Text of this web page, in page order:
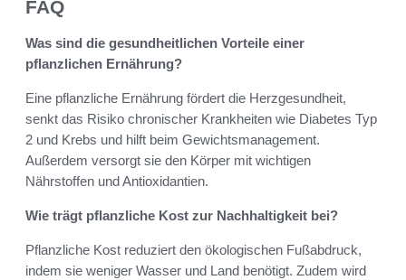
FAQ
Was sind die gesundheitlichen Vorteile einer
pflanzlichen Ernährung?
Eine pflanzliche Ernährung fördert die Herzgesundheit,
senkt das Risiko chronischer Krankheiten wie Diabetes Typ
2 und Krebs und hilft beim Gewichtsmanagement.
Außerdem versorgt sie den Körper mit wichtigen
Nährstoffen und Antioxidantien.
Wie trägt pflanzliche Kost zur Nachhaltigkeit bei?
Pflanzliche Kost reduziert den ökologischen Fußabdruck,
indem sie weniger Wasser und Land benötigt. Zudem wird